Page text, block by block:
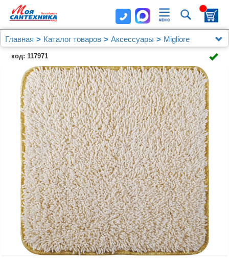
Главная Каталог товаров Аксессуары
Migliore
Коврик Migliore Ciniglia 22368 кремовый
код: 117971